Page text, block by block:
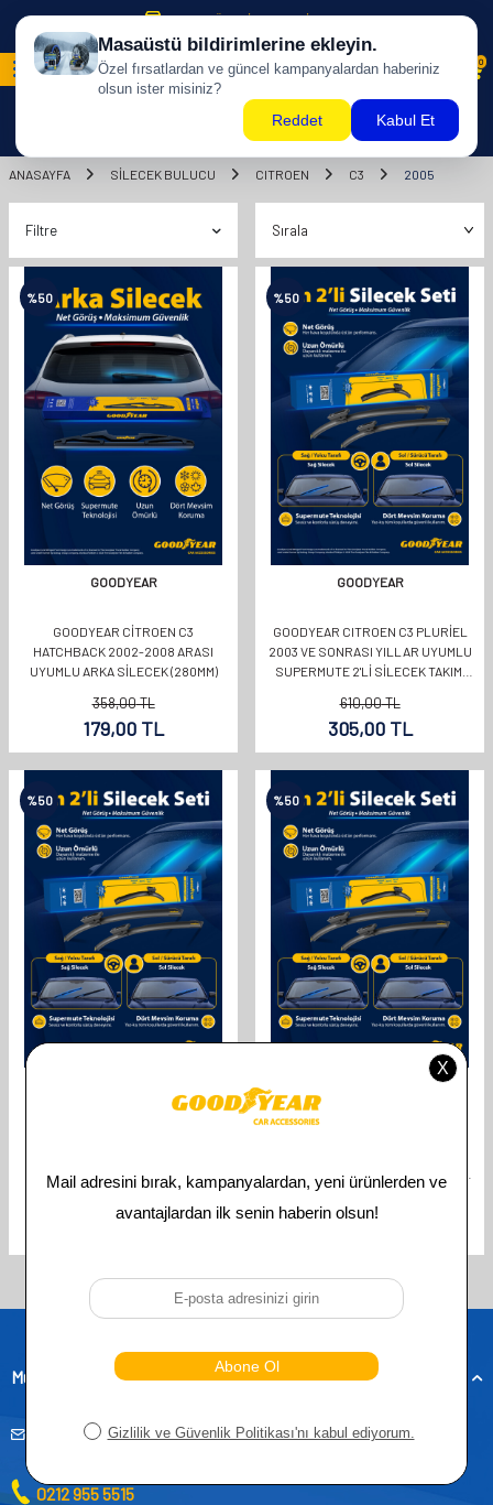
500 TL ÜZERİ KARGO BİZDEN !
0
ANASAYFA SILECEK BULUCU CITROEN C3 2005
Filtre
%50
GOODYEAR
GOODYEAR CITROEN C3
HATCHBACK 2002-2008 ARASI
UYUMLU ARKA SILECEK (280MM)
358,00TL
179,00 TL
%50
GOODYEAR
GOODYEAR CITROEN C3 PLURIEL
2003 VE SONRASI YILLAR UYUMLU
SUPERMUTE 2'LI SILECEK TAKIMI
610,00TL
305,00TL
%50
SUPERMUTE 2'LI SILECEK TAKIMI
TL
%50
TAKIMI 2002-2009 HATCHBACK
610,00
Toplam ürün bulunmaktadır.
Müşteri Hizmetleri
musteridestek@goodyearotoaksesuar.com.tr
0212 955 5515